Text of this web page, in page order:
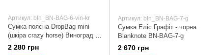
Артикул: bln_BN-BAG-6-vin-kr
Сумка поясна DropBag mini
(шкіра crazy horse) Виноград -
бордова Blanknote BN-BAG-6-
2 280 грн
Артикул: bln_BN-BAG-7-g
Сумка Еліс Графіт - чорна
Blanknote BN-BAG-7-g
2 670 грн